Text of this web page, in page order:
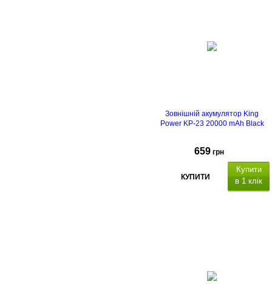
. Безпека: Вбудований чіп
Зовнішній акумулятор King
Power KP-23 20000 mAh Black
659 грн
КУПИТИ
Купити
в 1 клік
Delivery (PD), QC швидка зарядка